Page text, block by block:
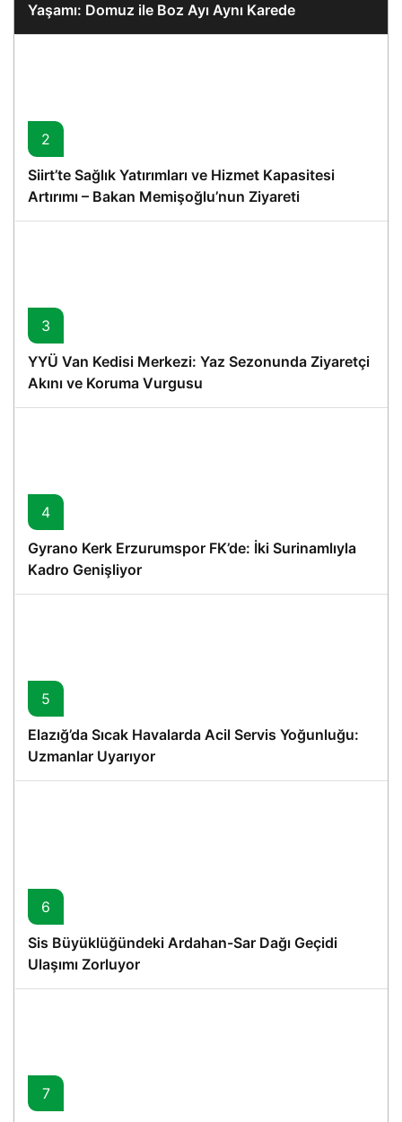
Yaşamı: Domuz ile Boz Ayı Aynı Karede
2
Siirt’te Sağlık Yatırımları ve Hizmet Kapasitesi
Artırımı – Bakan Memişoğlu’nun Ziyareti
3
YYÜ Van Kedisi Merkezi: Yaz Sezonunda Ziyaretçi
Akını ve Koruma Vurgusu
4
Gyrano Kerk Erzurumspor FK’de: İki Surinamlıyla
Kadro Genişliyor
5
Elazığ’da Sıcak Havalarda Acil Servis Yoğunluğu:
Uzmanlar Uyarıyor
6
Sis Büyüklüğündeki Ardahan-Sar Dağı Geçidi
Ulaşımı Zorluyor
7